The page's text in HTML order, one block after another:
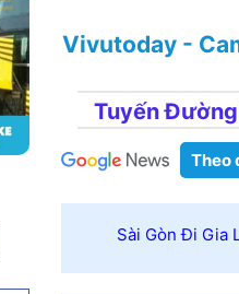
Vivutoday -
Tuyến Đường
Theo
Sài Gòn Đi Gia